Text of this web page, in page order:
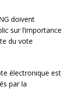
doivent
sur l’importance
du vote
électronique est
par la